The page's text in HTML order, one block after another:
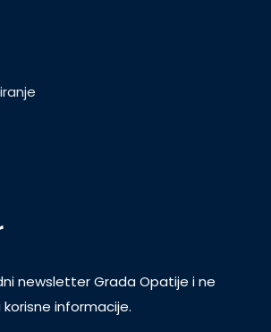
newsletter Grada Opatije i ne
informacije.